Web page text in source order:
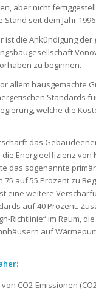
aber nicht
seit dem Jahr 1996.
ist die Ankündigung der
zu beginnen.
allem hausgemachte
Standards
welche die
das
Energieeffizienz von
das sogenannte
auf 55 Prozent zu
eine weitere
auf 40 Prozent.
Richtlinie“ im Raum,
auf
CO2-Emissionen